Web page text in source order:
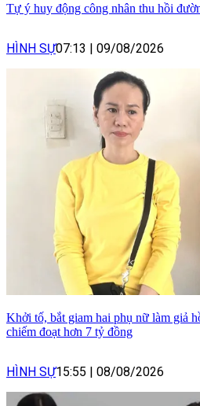
Tự ý huy động công nhân thu hồi
HÌNH SỰ07:13 09/08/2026
Khởi tố, bắt giam hai phụ nữ làm giả
chiếm đoạt hơn 7 tỷ đồng
HÌNH SỰ15:55 08/08/2026